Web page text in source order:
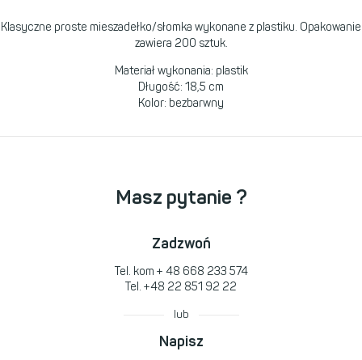
Klasyczne proste mieszadełko/słomka wykonane z plastiku. Opakowanie
zawiera 200 sztuk.
Materiał wykonania: plastik
Długość: 18,5 cm
Kolor: bezbarwny
Masz pytanie ?
Zadzwoń
Tel. kom + 48 668 233 574
Tel. +48 22 851 92 22
lub
Napisz